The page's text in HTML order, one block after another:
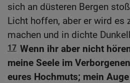
sich an düsteren Bergen
Licht hoffen, aber er wird es
machen und in dichte
17 Wenn ihr aber nicht
meine Seele im
eures Hochmuts; mein